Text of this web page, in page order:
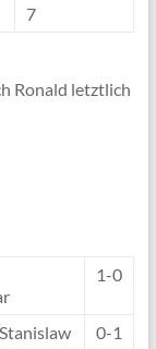
7
Ronald letztlich
1-0
0-1